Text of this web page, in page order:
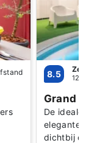
8.5
Grand
De
elegante
dichtbij